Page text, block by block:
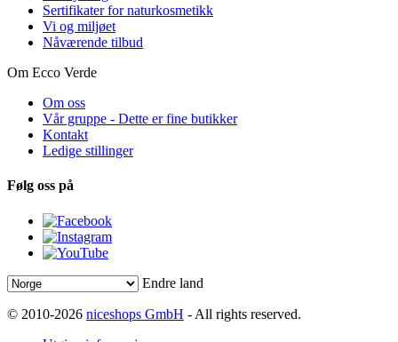
Sertifikater for naturkosmetikk
Vi og miljøet
Nåværende tilbud
Om Ecco Verde
Om oss
Vår gruppe - Dette er fine butikker
Kontakt
Ledige stillinger
Følg oss på
Endre land
© 2010-2026 niceshops GmbH - All rights reserved.